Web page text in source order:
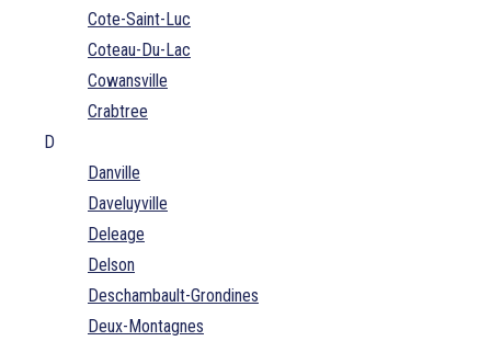
Cote-Saint-Luc
Coteau-Du-Lac
Cowansville
Crabtree
D
Danville
Daveluyville
Deleage
Delson
Deschambault-Grondines
Deux-Montagnes